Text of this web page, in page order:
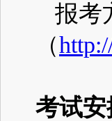
报考
（
考试安